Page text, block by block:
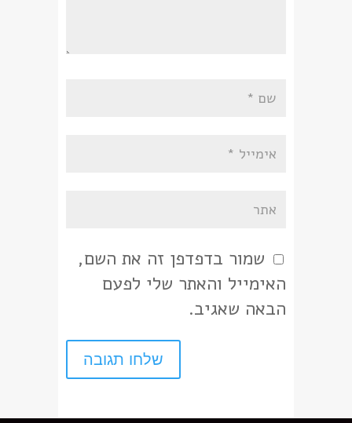
שמור בדפדפן זה את השם,
האימייל והאתר שלי לפעם
הבאה שאגיב.